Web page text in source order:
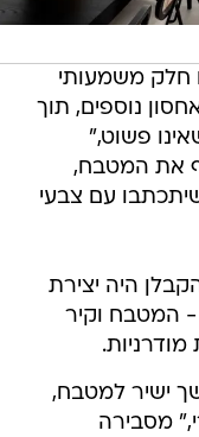
חלק משמעותי
נוספים, תוך
פשוט,"
את המטבח,
עם צבעי
היה יצירת
- המטבח וקיר
מודרניות.
ישיר למטבח,
מסבירה